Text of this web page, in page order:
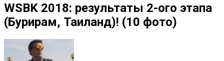
WSBK 2018: результаты 2-ого этапа
(Бурирам, Таиланд)! (10 фото)